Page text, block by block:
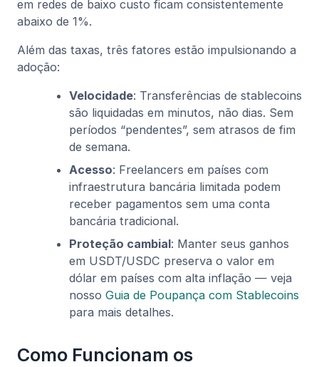
em redes de baixo custo ficam consistentemente
abaixo de 1%.
Além das taxas, três fatores estão impulsionando a
adoção:
Velocidade: Transferências de stablecoins
são liquidadas em minutos, não dias. Sem
períodos “pendentes”, sem atrasos de fim
de semana.
Acesso: Freelancers em países com
infraestrutura bancária limitada podem
receber pagamentos sem uma conta
bancária tradicional.
Proteção cambial: Manter seus ganhos
em USDT/USDC preserva o valor em
dólar em países com alta inflação — veja
nosso Guia de Poupança com Stablecoins
para mais detalhes.
Como Funcionam os